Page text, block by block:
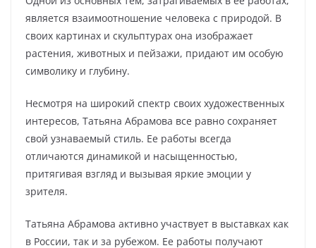
является взаимоотношение человека с природой. В
своих картинах и скульптурах она изображает
растения, животных и пейзажи, придают им особую
символику и глубину.
Несмотря на широкий спектр своих художественных
интересов, Татьяна Абрамова все равно сохраняет
свой узнаваемый стиль. Ее работы всегда
отличаются динамикой и насыщенностью,
притягивая взгляд и вызывая яркие эмоции у
зрителя.
Татьяна Абрамова активно участвует в выставках как
в России, так и за рубежом. Ее работы получают